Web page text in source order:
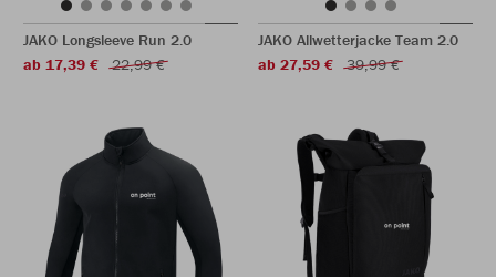
JAKO Longsleeve Run 2.0
ab 17,39 €
22,99 €
JAKO Allwetterjacke Team 2.0
ab 27,59 €
39,99 €